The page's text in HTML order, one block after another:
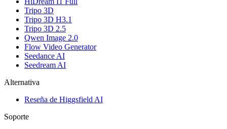
Tripo 3D
Tripo 3D H3.1
Tripo 3D 2.5
Qwen Image 2.0
Flow Video Generator
Seedance AI
Seedream AI
Alternativa
Reseña de Higgsfield AI
Soporte